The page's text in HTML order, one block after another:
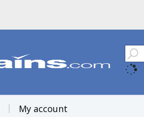
My account